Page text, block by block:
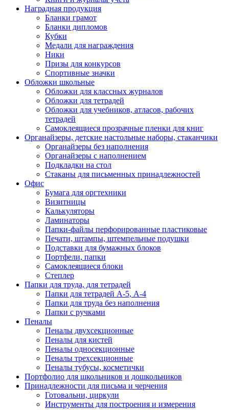
Наградная продукция
Бланки грамот
Бланки дипломов
Кубки
Медали для награждения
Ники
Призы для конкурсов
Спортивные значки
Обложки школьные
Обложки для классных журналов
Обложки для тетрадей
Обложки для учебников, атласов, рабочих
тетрадей
Самоклеящиеся прозрачные пленки для книг
Органайзеры, детские настольные наборы, стаканчики
Органайзеры без наполнения
Органайзеры с наполнением
Подкладки на стол
Стаканы для письменных принадлежностей
Офис
Бумага для оргтехники
Визитницы
Калькуляторы
Ламинаторы
Папки-файлы перфорированные пластиковые
Печати, штампы, штемпельные подушки
Подставки для бумажных блоков
Портфели, папки
Самоклеящиеся блоки
Степлер
Папки для труда, для тетрадей
Папки для тетрадей А-5, А-4
Папки для труда без наполнения
Папки с ручками
Пеналы
Пеналы двухсекционные
Пеналы для кистей
Пеналы односекционные
Пеналы трехсекционные
Пеналы тубусы, косметички
Портфолио для школьников и дошкольников
Принадлежности для письма и черчения
Готовальни, циркули
Инструменты для построения и измерения